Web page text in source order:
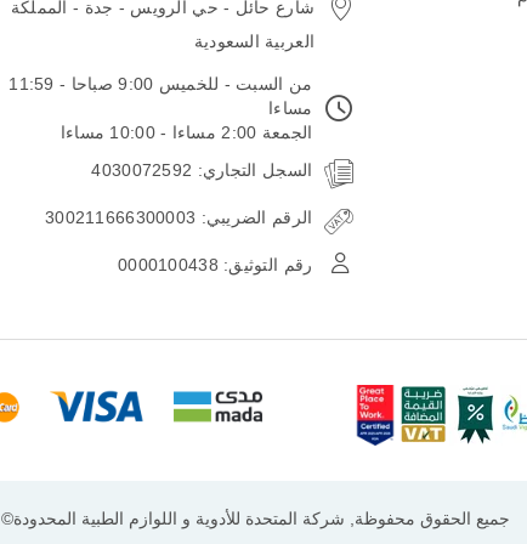
شارع حائل - حي الرويس - جدة - المملكة
العربية السعودية
من السبت - للخميس 9:00 صباحا - 11:59
مساءا
الجمعة 2:00 مساءا - 10:00 مساءا
السجل التجاري: 4030072592
الرقم الضريبي: 300211666300003
رقم التوثيق: 0000100438
جميع الحقوق محفوظة, شركة المتحدة للأدوية و اللوازم الطبية المحدودة©